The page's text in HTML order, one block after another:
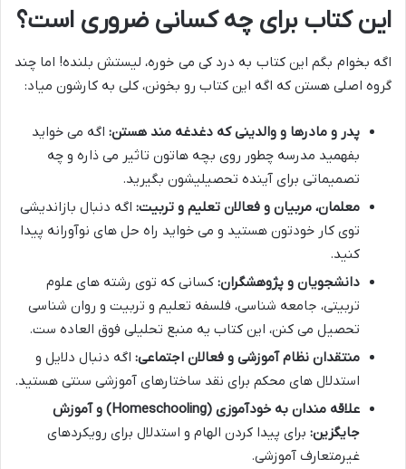
این کتاب برای چه کسانی ضروری است؟
اگه بخوام بگم این کتاب به درد کی می خوره، لیستش بلنده! اما چند
گروه اصلی هستن که اگه این کتاب رو بخونن، کلی به کارشون میاد:
پدر و مادرها و والدینی که دغدغه مند هستن: اگه می خواید
بفهمید مدرسه چطور روی بچه هاتون تاثیر می ذاره و چه
تصمیماتی برای آینده تحصیلیشون بگیرید.
معلمان، مربیان و فعالان تعلیم و تربیت: اگه دنبال بازاندیشی
توی کار خودتون هستید و می خواید راه حل های نوآورانه پیدا
کنید.
دانشجویان و پژوهشگران: کسانی که توی رشته های علوم
تربیتی، جامعه شناسی، فلسفه تعلیم و تربیت و روان شناسی
تحصیل می کنن، این کتاب یه منبع تحلیلی فوق العاده ست.
منتقدان نظام آموزشی و فعالان اجتماعی: اگه دنبال دلایل و
استدلال های محکم برای نقد ساختارهای آموزشی سنتی هستید.
علاقه مندان به خودآموزی (Homeschooling) و آموزش
جایگزین: برای پیدا کردن الهام و استدلال برای رویکردهای
غیرمتعارف آموزشی.